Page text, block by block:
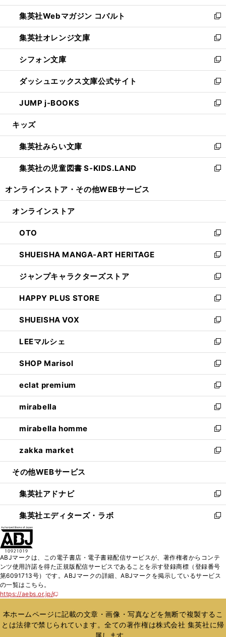
開
く
ウ
で
開
く
ン
ド
ウ
で
開
く
ウ
ィ
ン
ド
ウ
で
開
く
集英社Webマガジン コバルト
新
し
い
ウ
ィ
ン
ド
ウ
で
開
集英社オレンジ文庫
新
し
い
ウ
ィ
ン
ド
ウ
開
く
シフォン文庫
新
し
い
ウ
ィ
ン
ウ
で
開
く
ダッシュエックス文庫公式サイト
新
し
い
ウ
ン
ド
ウ
で
JUMP j-BOOKS
新
し
ウ
ィ
ン
ド
開
キッズ
集英社みらい文庫
新
し
い
ン
ウ
で
開
く
集英社の児童図書 S-KIDS.LAND
新
ウ
ン
ド
ウ
で
開
く
オンラインストア・ その他WEBサービス
オンラインストア
OTO
新
し
い
ウ
ィ
ン
ド
ウ
で
開
く
SHUEISHA MANGA-ART HERITAGE
新
し
い
ウ
ィ
ン
ド
ウ
で
開
く
ジャンプキャラクターズストア
新
し
い
ウ
ィ
ン
ド
ウ
で
開
く
HAPPY PLUS STORE
新
し
い
ウ
ィ
ン
ド
ウ
で
開
く
SHUEISHA VOX
新
し
い
ウ
ィ
ン
ド
ウ
で
開
く
LEEマルシェ
新
し
い
ウ
ィ
ン
ド
ウ
で
開
く
SHOP Marisol
新
し
い
ウ
ィ
ン
ド
ウ
で
開
eclat premium
新
し
い
ウ
ィ
ン
ド
ウ
開
く
mirabella
新
し
い
ウ
ィ
ン
ウ
で
開
く
mirabella homme
新
し
い
ウ
ン
ド
ウ
で
zakka market
新
し
ウ
ィ
ン
ド
く
その他WEBサービス
集英社アドナビ
新
し
い
ド
ウ
で
集英社エディターズ・ラボ
新
ィ
ン
ド
開
く
ABJマークは、この電子書店・電子書籍配信サービスが、著作権者からコンテ
ンツ使用許諾を得た正規版配信サービスであることを示す登録商標（登録番号
第6091713号）です。ABJマークの詳細、ABJマークを掲示しているサービス
の一覧はこちら。
https://aebs.or.jp/
新
い
ウ
ィ
本ホームページに記載の文章・画像・写真などを無断で複製するこ
とは法律で禁じられています。全ての著作権は株式会社 集英社に帰